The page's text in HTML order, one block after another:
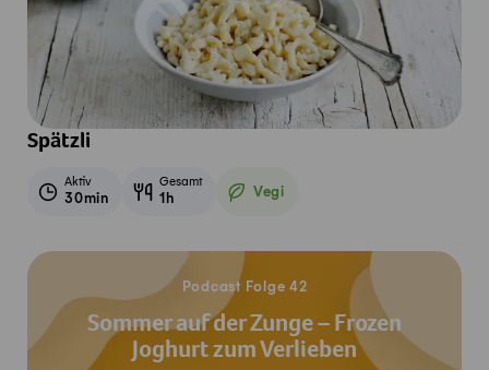
Spätzli
Aktiv
30min
Gesamt
1h Vegi
Vegetarisch
Podcast Folge 42
Sommer auf der Zunge – Frozen
Joghurt zum Verlieben
Jetzt reinhören